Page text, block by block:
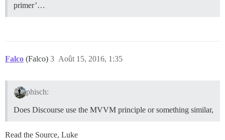
primer’…
Falco (Falco) Août 15, 2016, 1:35
3
phisch:
Does Discourse use the MVVM principle or something similar,
Read the Source, Luke